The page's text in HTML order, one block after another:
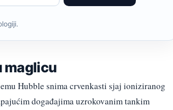
maglicu
Hubble snima crvenkasti sjaj ioniziranog
događajima uzrokovanim tankim